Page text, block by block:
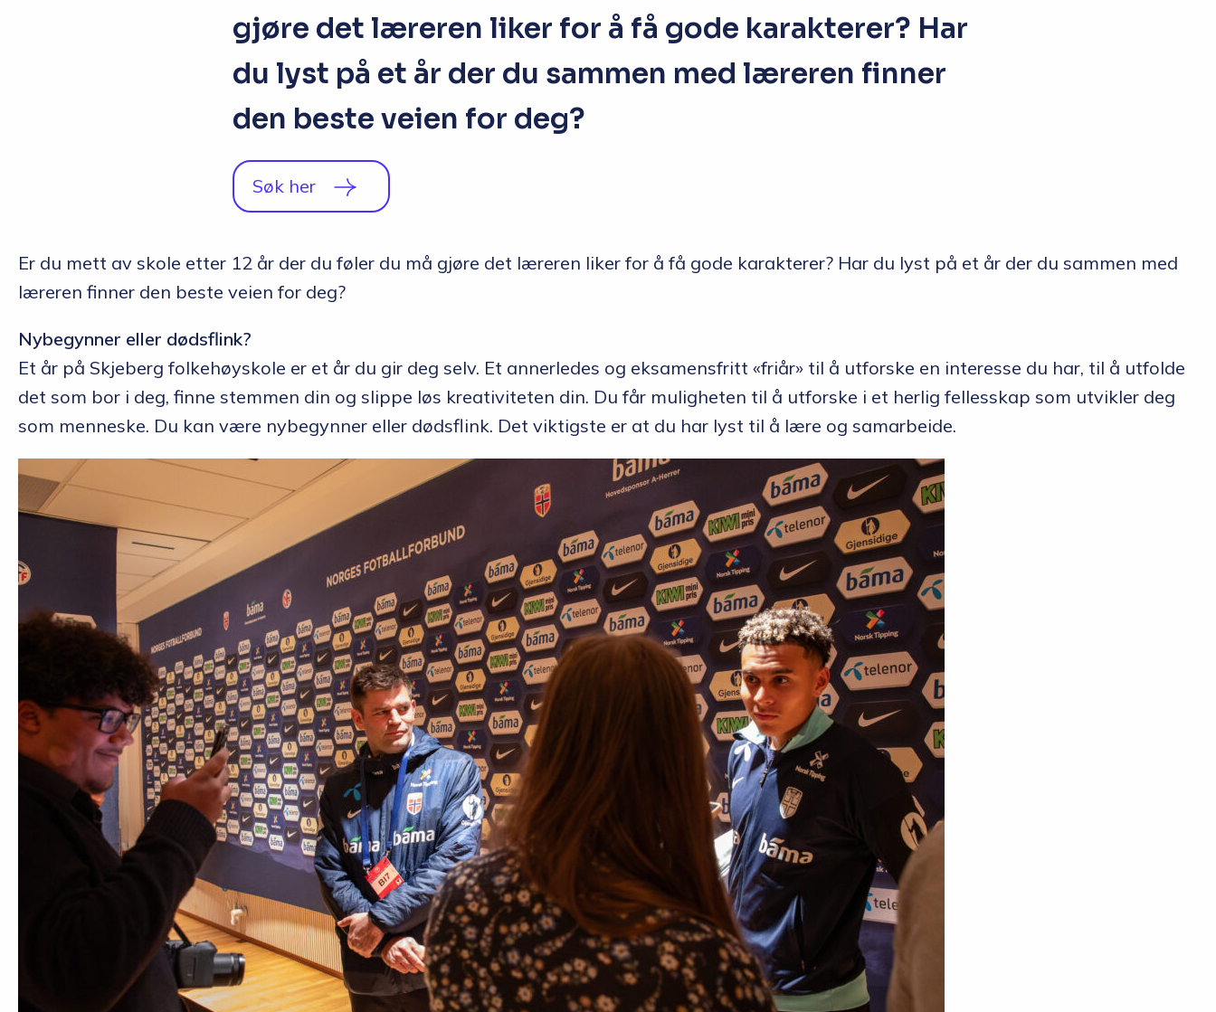
gjøre det læreren liker for å få gode karakterer? Har
du lyst på et år der du sammen med læreren finner
den beste veien for deg?
Søk her
Er du mett av skole etter 12 år der du føler du må gjøre det læreren liker for å få gode karakterer? Har du lyst på et år der du sammen med
læreren finner den beste veien for deg?
Nybegynner eller dødsflink?
Et år på Skjeberg folkehøyskole er et år du gir deg selv. Et annerledes og eksamensfritt «friår» til å utforske en interesse du har, til å utfolde
det som bor i deg, finne stemmen din og slippe løs kreativiteten din. Du får muligheten til å utforske i et herlig fellesskap som utvikler deg
som menneske. Du kan være nybegynner eller dødsflink. Det viktigste er at du har lyst til å lære og samarbeide.